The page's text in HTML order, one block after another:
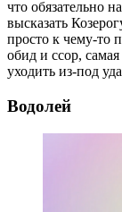
что обязательно
высказать
просто к чему-то
обид и ссор,
уходить из-под
Водолей